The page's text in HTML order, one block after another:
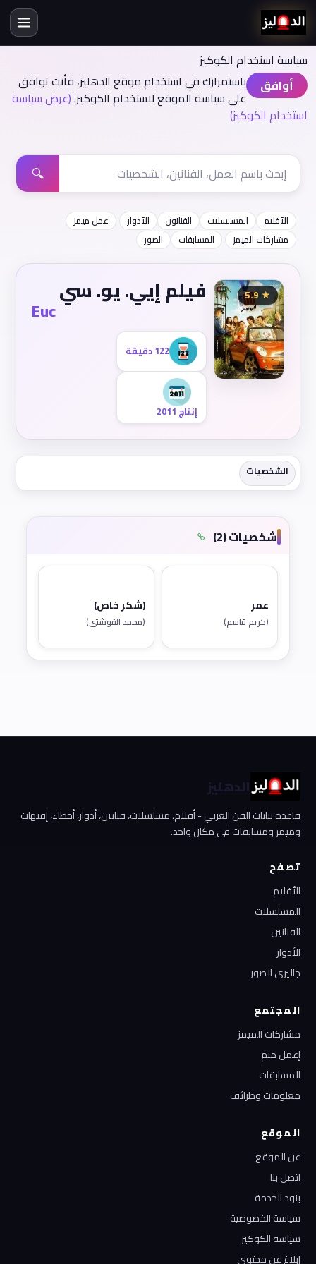
سياسة اسنخدام الكوكيز
أوافق
باستمرارك في استخدام موقع الدهليز، فأنت توافق
على سياسة الموقع لاستخدام الكوكيز.(عرض سياسة
استخدام الكوكيز)
🔍
الأفلام المسلسلات الفنانون الأدوار
عمل ميمز
مشاركات الميمز
المسابقات الصور
★ 5.9 فيلم إيي. يو. سي
Euc
122 دقيقة
إنتاج 2011
الشخصيات
شخصيات (2)
عمر
(كريم قاسم)
(شكر خاص)
(محمد القوشتي)
الدهليز
قاعدة بيانات الفن العربي - أفلام، مسلسلات، فنانين، أدوار، أخطاء، إفيهات
وميمز ومسابقات في مكان واحد.
تصفح
الأفلام
المسلسلات
الفنانين
الأدوار
جاليري الصور
المجتمع
مشاركات الميمز
إعمل ميم
المسابقات
معلومات وطرائف
الموقع
عن الموقع
اتصل بنا
بنود الخدمة
سياسة الخصوصية
سياسة الكوكيز
إبلاغ عن محتوى